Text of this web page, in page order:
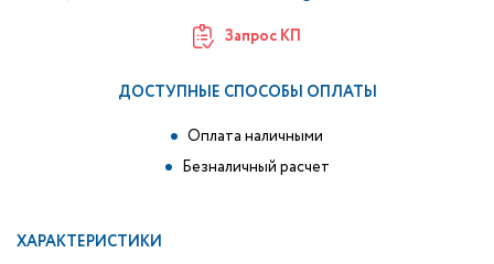
Запрос КП
ДОСТУПНЫЕ СПОСОБЫ ОПЛАТЫ
Оплата наличными
Безналичный расчет
ХАРАКТЕРИСТИКИ